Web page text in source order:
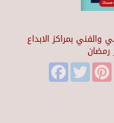
والفني بمراكز الابداع
رمضان
FacebookTwitter